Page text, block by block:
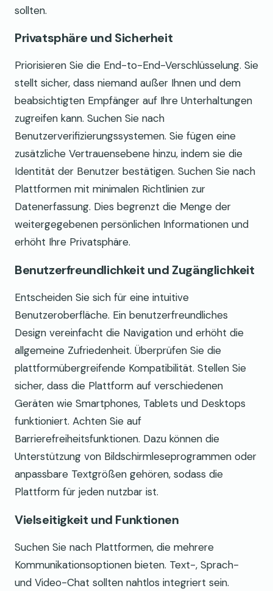
sollten.
Privatsphäre und Sicherheit
Priorisieren Sie die End-to-End-Verschlüsselung. Sie
stellt sicher, dass niemand außer Ihnen und dem
beabsichtigten Empfänger auf Ihre Unterhaltungen
zugreifen kann. Suchen Sie nach
Benutzerverifizierungssystemen. Sie fügen eine
zusätzliche Vertrauensebene hinzu, indem sie die
Identität der Benutzer bestätigen. Suchen Sie nach
Plattformen mit minimalen Richtlinien zur
Datenerfassung. Dies begrenzt die Menge der
weitergegebenen persönlichen Informationen und
erhöht Ihre Privatsphäre.
Benutzerfreundlichkeit und Zugänglichkeit
Entscheiden Sie sich für eine intuitive
Benutzeroberfläche. Ein benutzerfreundliches
Design vereinfacht die Navigation und erhöht die
allgemeine Zufriedenheit. Überprüfen Sie die
plattformübergreifende Kompatibilität. Stellen Sie
sicher, dass die Plattform auf verschiedenen
Geräten wie Smartphones, Tablets und Desktops
funktioniert. Achten Sie auf
Barrierefreiheitsfunktionen. Dazu können die
Unterstützung von Bildschirmleseprogrammen oder
anpassbare Textgrößen gehören, sodass die
Plattform für jeden nutzbar ist.
Vielseitigkeit und Funktionen
Suchen Sie nach Plattformen, die mehrere
Kommunikationsoptionen bieten. Text-, Sprach-
und Video-Chat sollten nahtlos integriert sein.